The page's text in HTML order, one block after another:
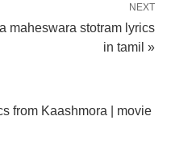
NEXT
stotram lyrics
in tamil »
from Kaashmora | movie